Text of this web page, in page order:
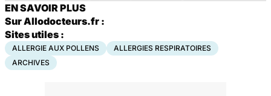
EN SAVOIR PLUS
Sur Allodocteurs.fr :
Sites utiles :
ALLERGIE AUX POLLENS
ALLERGIES RESPIRATOIRES
ARCHIVES